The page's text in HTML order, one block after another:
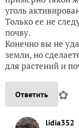
уголь
Только ее не
почву.
Конечно вы не
земли, но
для растений и
Ответить ✿
lidia352